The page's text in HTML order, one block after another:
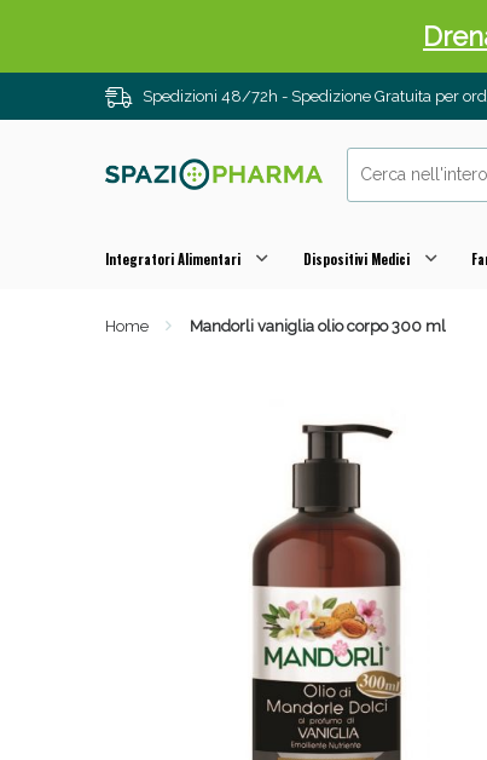
Spedizioni 48/72h - Spedizione Gratuita per
Integratori Alimentari Dispositivi Medici
Home Mandorli vaniglia olio corpo 300 ml